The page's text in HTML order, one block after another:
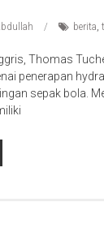
berita
Thomas
penerapan
sepak bola.